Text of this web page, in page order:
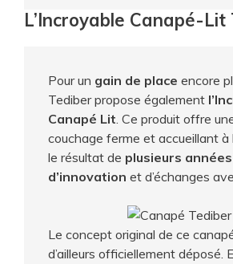
L’Incroyable Canapé-Lit
Pour un gain de place encore
Tediber propose également
Canapé Lit. Ce produit offre
couchage ferme et accueillant à
le résultat de plusieurs années
d’innovation et d’échanges
Le concept original de ce
d’ailleurs officiellement déposé.